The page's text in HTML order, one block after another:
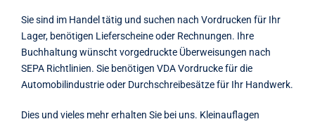
Sie sind im Handel tätig und suchen nach Vordrucken für Ihr
Lager, benötigen Lieferscheine oder Rechnungen. Ihre
Buchhaltung wünscht vorgedruckte Überweisungen nach
SEPA Richtlinien. Sie benötigen VDA Vordrucke für die
Automobilindustrie oder Durchschreibesätze für Ihr Handwerk.
Dies und vieles mehr erhalten Sie bei uns. Kleinauflagen